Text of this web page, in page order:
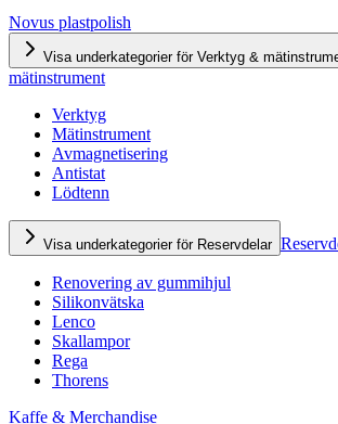
Novus plastpolish
Visa underkategorier för Verktyg &
mätinstrument
Verktyg
Mätinstrument
Avmagnetisering
Antistat
Lödtenn
Visa underkategorier för Reservdelar
Renovering av gummihjul
Silikonvätska
Lenco
Skallampor
Rega
Thorens
Kaffe & Merchandise